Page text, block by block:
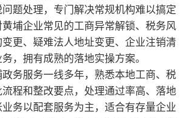
题处理，专门解决常规机构难以搞定
埔企业常见的工商异常解锁、税务风
更、疑难法人地址变更、企业注销清
，拥有成熟的落地实操方案。
服务一线多年，熟悉本地工商、税
程和整改要点，处理通过率高、落地
务以配套服务为主，适合有存量企业